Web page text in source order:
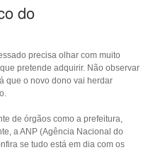
do
precisa olhar com muito
pretende adquirir. Não observar
que o novo dono vai herdar
de órgãos como a prefeitura,
a ANP (Agência Nacional do
se tudo está em dia com os